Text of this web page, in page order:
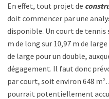
En effet, tout projet de
doit commencer par une
disponible. Un court de tennis
m de long sur 10,97 m de large
de large pour un double,
dégagement. Il faut donc
par court, soit environ 648
pourrait potentiellement